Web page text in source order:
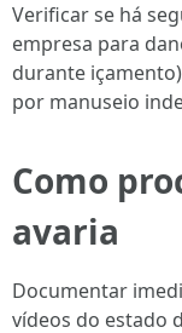
Verificar se há
empresa para
durante
por manuseio
Como
avaria
Documentar
vídeos do estado